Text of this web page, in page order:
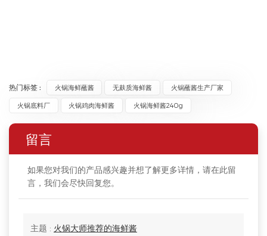
热门标签 : 火锅海鲜蘸酱 无麸质海鲜酱 火锅蘸酱生产厂家
火锅底料厂 火锅鸡肉海鲜酱 火锅海鲜酱240g
留言
如果您对我们的产品感兴趣并想了解更多详情，请在此留
言，我们会尽快回复您。
主题 : 火锅大师推荐的海鲜酱